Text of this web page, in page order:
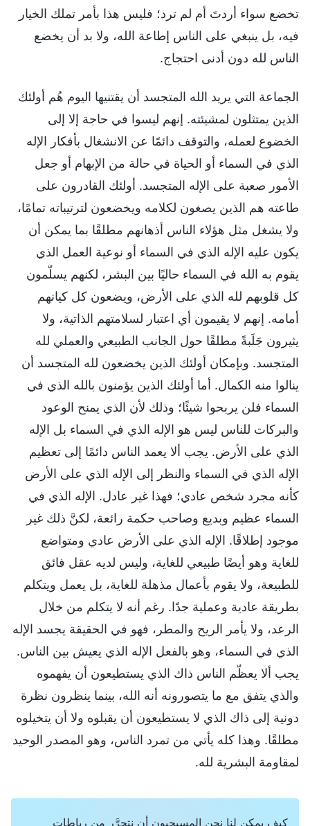
تخضع سواء أردتَ أم لم ترد؛ فليس هذا بأمر تملك الخيار
فيه، بل ينبغي على الناس إطاعة الله، ولا بد أن يخضع
الناس لله دون أدنى احتجاج.
الجماعة التي يريد الله المتجسد أن يقتنيها اليوم هُم أولئك
الذين يمتثلون لمشيئته. إنهم ليسوا في حاجة إلا إلى
الخضوع لعمله، والتوقف دائمًا عن الانشغال بأفكار الإله
الذي في السماء أو الحياة في حالة من الإبهام أو جعل
الأمور صعبة على الإله المتجسد. أولئك القادرون على
طاعته هم الذين يصغون لكلامه ويخضعون لترتيباته تمامًا،
ولا يشغل مثل هؤلاء الناس أذهانهم مطلقًا بما يمكن أن
يكون عليه الإله الذي في السماء أو نوعية العمل الذي
يقوم به الله في السماء حاليًا بين البشر، لكنهم يسلّمون
كل قلوبهم لله الذي على الأرض، ويضعون كل كيانهم
أمامه. إنهم لا يقيمون أي اعتبار لسلامتهم الذاتية، ولا
يثيرون جَلَبةً مطلقًا حول الجانب الطبيعي والعملي لله
المتجسد. وبإمكان أولئك الذين يخضعون لله المتجسد أن
ينالوا منه الكمال. أما أولئك الذين يؤمنون بالله الذي في
السماء فلن يربحوا شيئًا؛ وذلك لأن الذي يمنح الوعود
والبركات للناس ليس هو الإله الذي في السماء بل الإله
الذي على الأرض. يجب ألا يعمد الناس دائمًا إلى تعظيم
الإله الذي في السماء والنظر إلى الإله الذي على الأرض
كأنه مجرد شخص عادي؛ فهذا غير عادل. الإله الذي في
السماء عظيم وبديع وصاحب حكمة رائعة، لكنَّ ذلك غير
موجود إطلاقًا. الإله الذي على الأرض عادي ومتواضع
للغاية وهو أيضًا طبيعي للغاية، وليس لديه عقل فائق
للطبيعة، ولا يقوم بأعمال مذهلة للغاية، بل يعمل ويتكلم
بطريقة عادية وعملية جدًا. رغم أنه لا يتكلم من خلال
الرعد، ولا يأمر الريح والمطر، فهو في الحقيقة يجسد الإله
الذي في السماء، وهو بالفعل الإله الذي يعيش بين الناس.
يجب ألا يعظّم الناس ذاك الذي يستطيعون أن يفهموه
والذي يتفق مع ما يتصورونه أنه الله، بينما ينظرون نظرة
دونية إلى ذاك الذي لا يستطيعون أن يقبلوه ولا أن يتخيلوه
مطلقًا. وهذا كله يأتي من تمرد الناس، وهو المصدر الوحيد
لمقاومة البشرية لله.
كيف يمكن لنا نحن المسيحيون أن نتحرَّر من رباطات